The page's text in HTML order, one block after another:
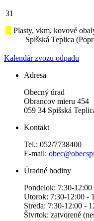
31
Plasty, vkm, kovové
Spišská Teplica
Kalendár zvozu odpadu
Adresa
Obecný úrad
Obrancov mieru 454
059 34 Spišská
Kontakt
Tel.: 052/7738400
E-mail:
Úradné hodiny
Pondelok: 7:30-
Utorok: 7:30-12:00 -
Streda: 7:30-12:00 -
Štvrtok: zatvorené